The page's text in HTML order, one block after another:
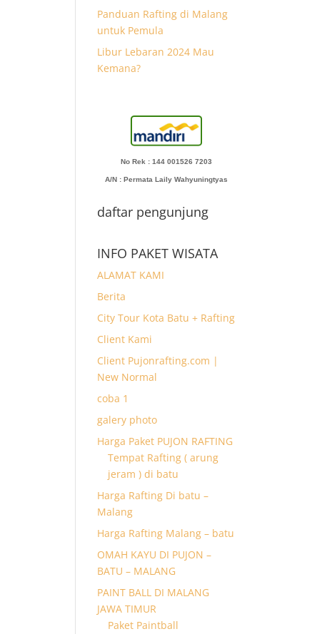
Panduan Rafting di Malang
untuk Pemula
Libur Lebaran 2024 Mau
Kemana?
No Rek : 144 001526 7203
A/N : Permata Laily Wahyuningtyas
daftar pengunjung
INFO PAKET WISATA
ALAMAT KAMI
Berita
City Tour Kota Batu + Rafting
Client Kami
Client Pujonrafting.com |
New Normal
coba 1
galery photo
Harga Paket PUJON RAFTING
Tempat Rafting ( arung
jeram ) di batu
Harga Rafting Di batu –
Malang
Harga Rafting Malang – batu
OMAH KAYU DI PUJON –
BATU – MALANG
PAINT BALL DI MALANG
JAWA TIMUR
Paket Paintball